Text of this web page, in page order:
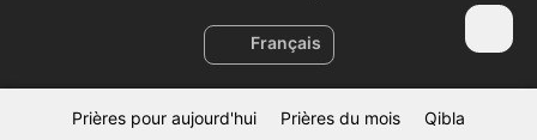
Prières pour aujourd'hui Prières du mois Qibla
Français